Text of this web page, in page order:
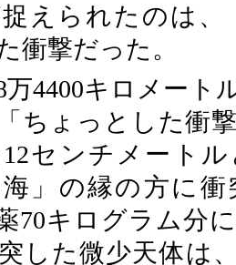
えられたのは、
衝撃だった。
万4400キロメート
ちょっとした衝
センチメート
」の縁の方に
70キログラム分
した微少天体は